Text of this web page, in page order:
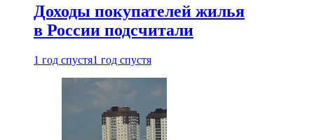
Доходы покупателей жилья
в России подсчитали
1 год спустя1 год спустя